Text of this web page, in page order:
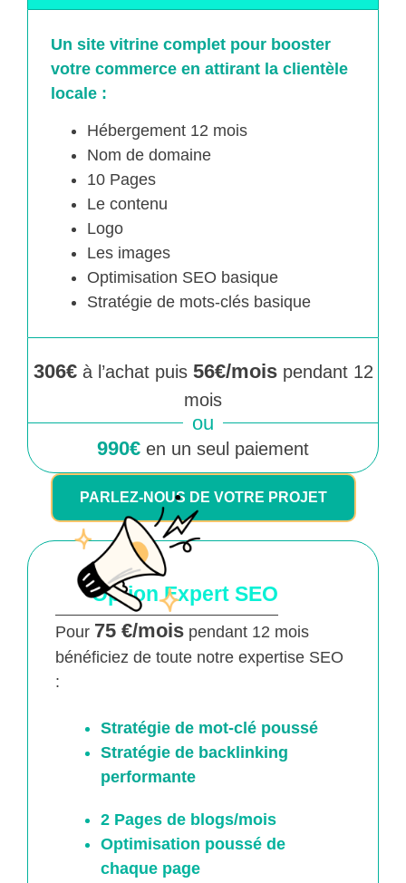
Un site vitrine complet pour booster
votre commerce en attirant la clientèle
locale :
Hébergement 12 mois
Nom de domaine
10 Pages
Le contenu
Logo
Les images
Optimisation SEO basique
Stratégie de mots-clés basique
306€ à l’achat puis 56€/mois pendant 12
mois
ou
990€ en un seul paiement
PARLEZ-NOUS DE VOTRE PROJET
Option Expert SEO
Pour 75 €/mois pendant 12 mois
bénéficiez de toute notre expertise SEO
:
Stratégie de mot-clé poussé
Stratégie de backlinking
performante
2 Pages de blogs/mois
Optimisation poussé de
chaque page